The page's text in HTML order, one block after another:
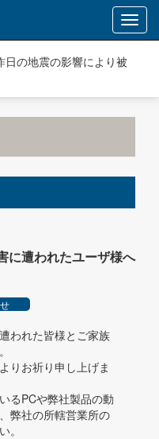
の地震の影響により被
遭われたユーザ様へ
われた皆様とご家族
りお祈り申し上げま
るPCや弊社製品の動
弊社の所轄営業所の
。